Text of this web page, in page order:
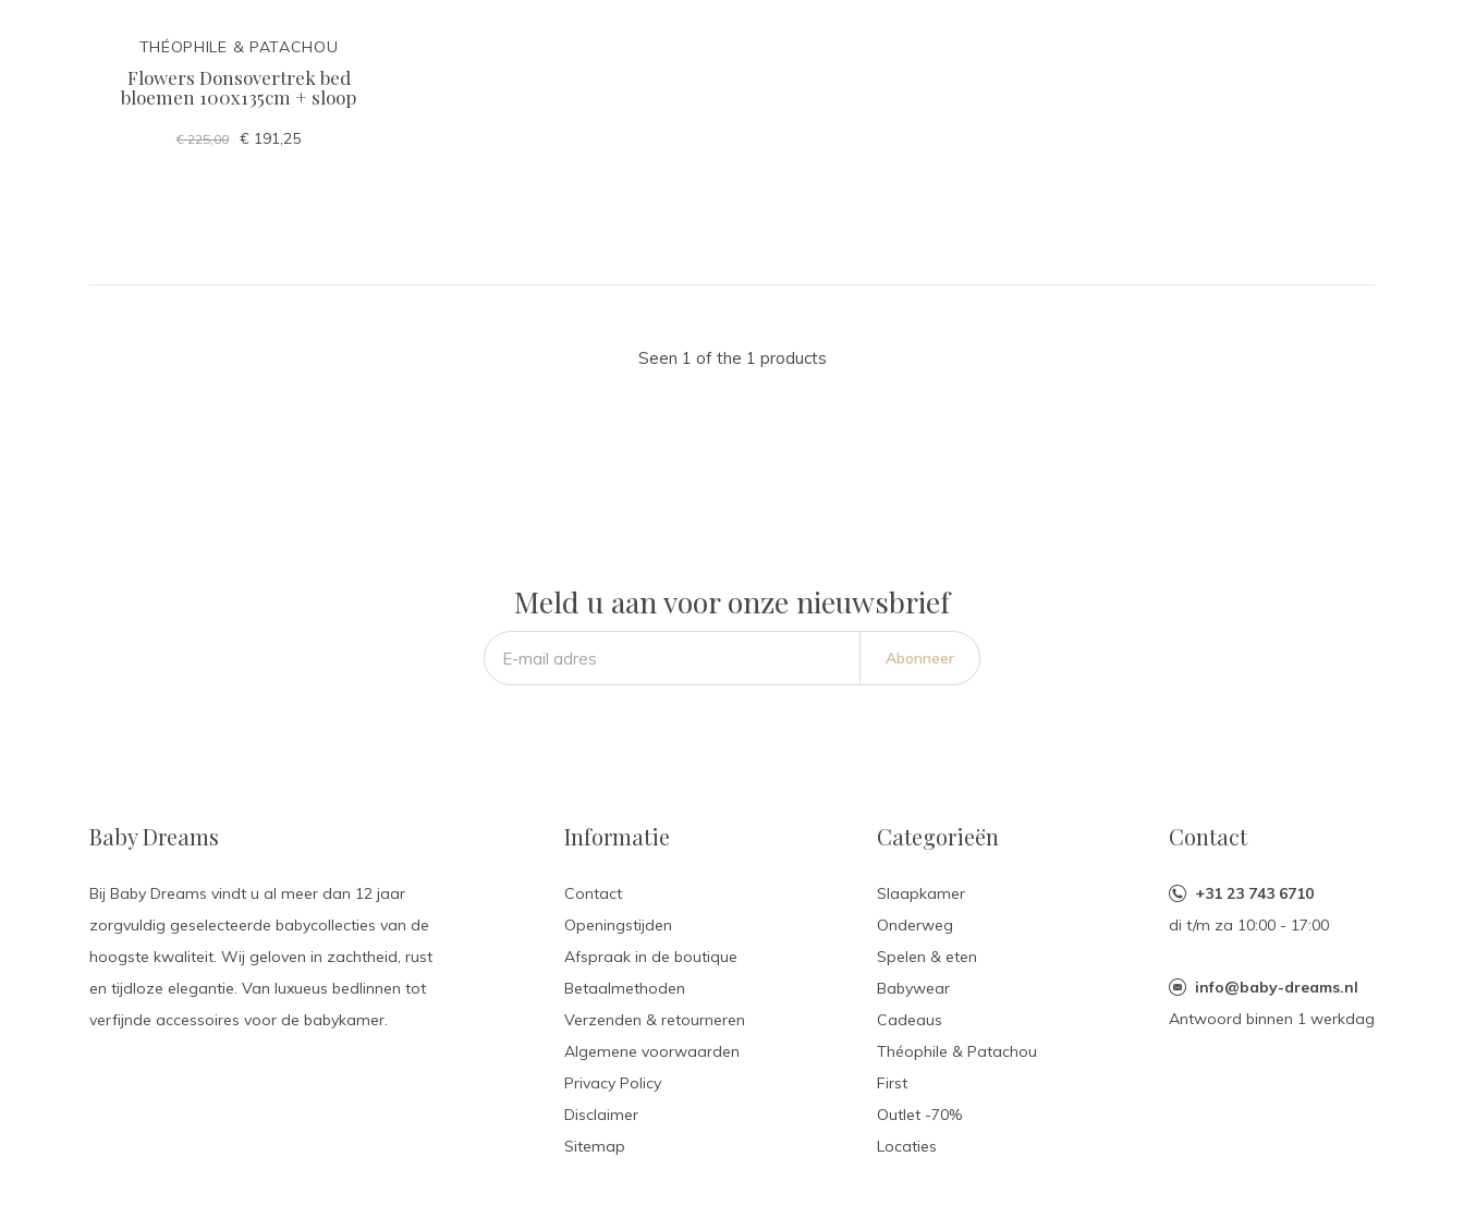
THÉOPHILE & PATACHOU
Flowers Donsovertrek bed
bloemen 100x135cm + sloop
€ 225,00 € 191,25
Seen 1 of the 1 products
Meld u aan voor onze nieuwsbrief
Abonneer
Baby Dreams
Bij Baby Dreams vindt u al meer dan 12 jaar
zorgvuldig geselecteerde babycollecties van de
hoogste kwaliteit. Wij geloven in zachtheid, rust
en tijdloze elegantie. Van luxueus bedlinnen tot
verfijnde accessoires voor de babykamer.
Informatie
Contact
Openingstijden
Afspraak in de boutique
Betaalmethoden
Verzenden & retourneren
Algemene voorwaarden
Privacy Policy
Disclaimer
Sitemap
Categorieën
Slaapkamer
Onderweg
Spelen & eten
Babywear
Cadeaus
Théophile & Patachou
First
Outlet -70%
Locaties
Contact
+31 23 743 6710
di t/m za 10:00 - 17:00
info@baby-dreams.nl
Antwoord binnen 1 werkdag